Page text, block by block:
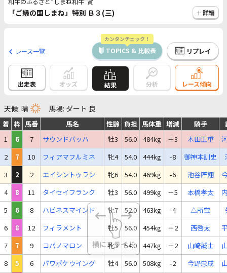
「ご縁の国しまね」特別 Ｂ３(三) 詳細
レース一覧
カンタンチェック！
TOPICS & 比較表 リプレイ
出走表 オッズ 結果 分析 レース傾向
天候: 晴 馬場: ダート 良
着 枠 馬番 馬名 性齢 負担 馬体重 増減 騎手
1
6 7 サウンドバッハ 牡3 56.0 484kg ＋3 本田正重
2
7 10 フィアマフルミネ 牝4 54.0 444kg -8 御神本訓史
3
2 2 エイシントゥラン 牝6 54.0 469kg -6 池谷匠翔
4
8 11 タイセイフランク 牡3 56.0 499kg ＋5 本橋孝太
5
6 8 ハピネスマインド 牝7 52.0 463kg -4 △所蛍
6
8 12 フィラメント 牡5 56.0 454kg ＋2 西啓太
7
7 9 コパノマロン 牝3 54.0 447kg ＋2 山崎誠士
8
5 6 パワポケウイング 牡4 56.0 508kg -2 今野忠成